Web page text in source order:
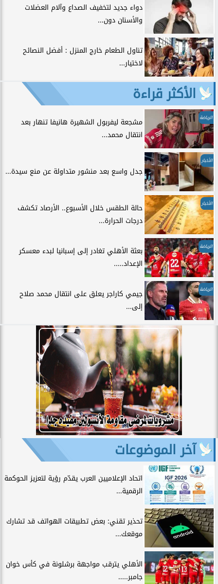
دواء جديد لتخفيف الصداع وآلام العضلات
والأسنان دون...
تناول الطعام خارج المنزل : أفضل النصائح
لاختيار...
الأكثر قراءة
الرياضة
مشجعة ليفربول الشهيرة هانيفا تنهار بعد
انتقال محمد...
الأخبار
جدل واسع بعد منشور متداولة عن منع سيدة...
الأخبار
حالة الطقس خلال الأسبوع.. الأرصاد تكشف
درجات الحرارة...
الرياضة
بعثة الأهلي تغادر إلى إسبانيا لبدء معسكر
الإعداد.....
الرياضة
جيمي كاراجر يعلق على انتقال محمد صلاح
إلى...
آخر الموضوعات
اتحاد الإعلاميين العرب يقدّم رؤية لتعزيز الحوكمة
الرقمية...
تحذير تقني: بعض تطبيقات الهواتف قد تشارك
موقعك...
الأهلي يترقب مواجهة برشلونة في كأس خوان
جامبر.....